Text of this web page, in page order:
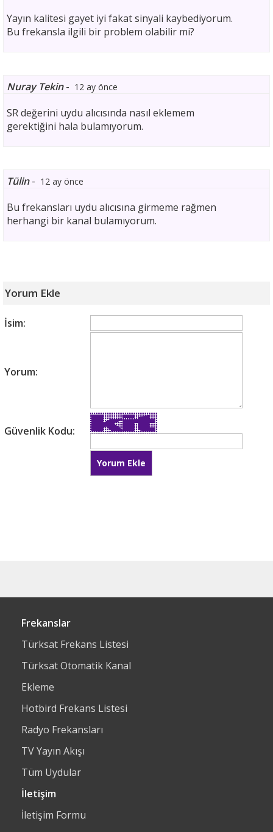
Yayın kalitesi gayet iyi fakat sinyali kaybediyorum.
Bu frekansla ilgili bir problem olabilir mi?
Nuray Tekin- 12 ay önce
SR değerini uydu alıcısında nasıl eklemem
gerektiğini hala bulamıyorum.
Tülin- 12 ay önce
Bu frekansları uydu alıcısına girmeme rağmen
herhangi bir kanal bulamıyorum.
Yorum Ekle
İsim:
Yorum:
Güvenlik Kodu:
Frekanslar
Türksat Frekans Listesi
Türksat Otomatik Kanal
Ekleme
Hotbird Frekans Listesi
Radyo Frekansları
TV Yayın Akışı
Tüm Uydular
İletişim
İletişim Formu